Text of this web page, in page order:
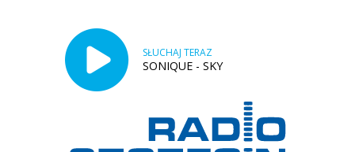
SŁUCHAJ TERAZ
SONIQUE - SKY